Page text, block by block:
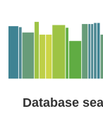
Database